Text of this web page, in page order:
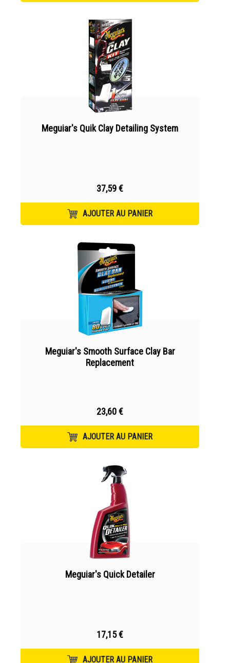
Meguiar's Quik Clay Detailing System
37,59 €
AJOUTER AU PANIER
Meguiar's Smooth Surface Clay Bar
Replacement
23,60 €
AJOUTER AU PANIER
Meguiar's Quick Detailer
17,15 €
AJOUTER AU PANIER